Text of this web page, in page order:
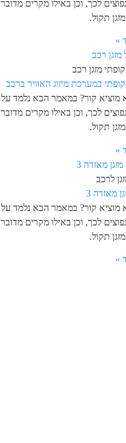
לכך, וכן באילו מקרים מדובר
תקול.
»
מזגן רכב
במערכת מיזוג האוויר ברכב
מוציא קור? במאמר הבא נלמד על
לכך, וכן באילו מקרים מדובר
תקול.
»
לרכב
מאזדה 3
מוציא קור? במאמר הבא נלמד על
לכך, וכן באילו מקרים מדובר
תקול.
»